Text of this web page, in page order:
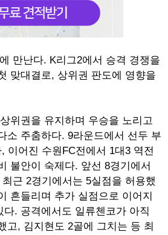
만난다. K리그2에서 승격 경쟁을
맞대결로, 상위권 판도에 영향을
위권을 유지하며 우승을 노리고
소 주춤하다. 9라운드에서 선두 부
이어진 수원FC전에서 1대3 역전
불안이 숙제다. 앞선 8경기에서
근 2경기에서는 5실점을 허용했
흔들리며 추가 실점으로 이어지
. 공격에서도 일류첸코가 아직
고, 김지현도 2골에 그치는 등 최